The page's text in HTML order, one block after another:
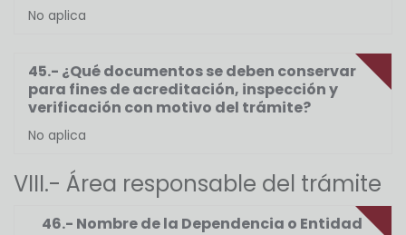
No aplica
45.- ¿Qué documentos se deben conservar
para fines de acreditación, inspección y
verificación con motivo del trámite?
No aplica
VIII.- Área responsable del trámite
46.- Nombre de la Dependencia o Entidad